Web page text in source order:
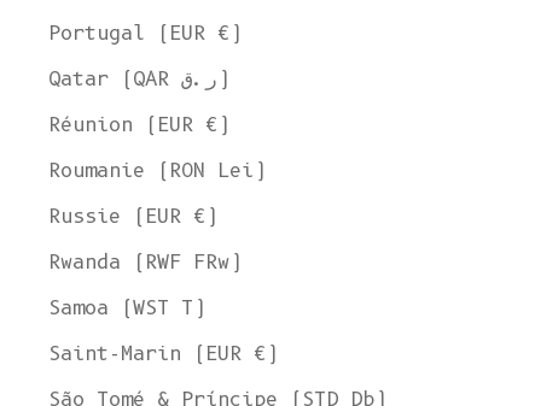
Portugal (EUR €)
Qatar (QAR ر.ق)
Réunion (EUR €)
Roumanie (RON Lei)
Russie (EUR €)
Rwanda (RWF FRw)
Samoa (WST T)
Saint-Marin (EUR €)
São Tomé & Príncipe (STD Db)